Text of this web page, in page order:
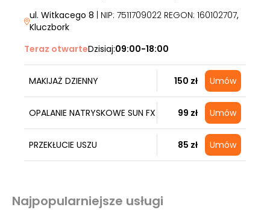
ul. Witkacego 8 | NIP: 7511709022 REGON: 160102707,
Kluczbork
Teraz otwarteDzisiaj:09:00-18:00
MAKIJAŻ DZIENNY 150 zł Umów
OPALANIE NATRYSKOWE SUN FX 99 zł Umów
PRZEKŁUCIE USZU 85 zł Umów
Najpopularniejsze usługi